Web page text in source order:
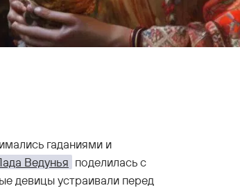
гаданиями и
Ведунья поделилась с
девицы устраивали перед